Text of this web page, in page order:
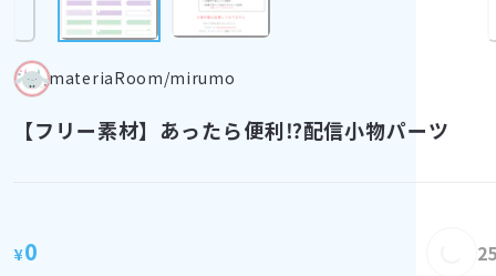
materiaRoom/mirumo
【フリー素材】あったら便利⁉配信小物パーツ
¥0